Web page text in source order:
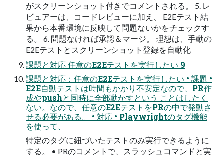
がスクリーンショット付きでコメントされる。 5. レ
ビュアーは、コードレビューに加え、 E2Eテスト結
果から本番環境に反映して問題ないかをチェックす
る。 6. 問題なければ承認＆マージ。 理想は、⼿動の
E2Eテストとスクリーンショット登録を⾃動化
課題と対応 任意のE2Eテストを実⾏したい 9
課題と対応：任意のE2Eテストを実⾏したい • 課題 •
E2E⾃動テストは時間もかかり不安定なので、PR作
成やpushと同時に全部動かすという ことはしたく
ない。なので、任意のE2EテストをPRの中で発動さ
せる必要がある。 • 対応 • Playwrightのタグ機能
を使って、
特定のタグに紐づいたテストのみ実⾏できるように
する。 • PRのコメントで、スラッシュコマンドと実